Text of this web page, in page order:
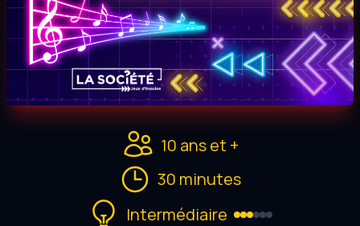
10 ans et +
30 minutes
Intermédiaire